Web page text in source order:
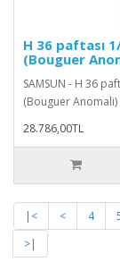
H 36 paftası
(Bouguer
SAMSUN - H 36
(Bouguer Anomali)
28.786,00TL
|< < 4
>|